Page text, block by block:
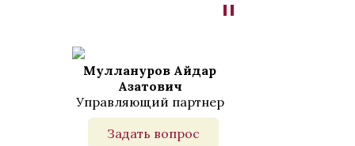
"
Муллануров Айдар
Азатович
Управляющий партнер
Задать вопрос